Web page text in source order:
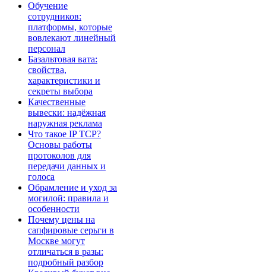
Обучение
сотрудников:
платформы, которые
вовлекают линейный
персонал
Базальтовая вата:
свойства,
характеристики и
секреты выбора
Качественные
вывески: надёжная
наружная реклама
Что такое IP TCP?
Основы работы
протоколов для
передачи данных и
голоса
Обрамление и уход за
могилой: правила и
особенности
Почему цены на
сапфировые серьги в
Москве могут
отличаться в разы:
подробный разбор